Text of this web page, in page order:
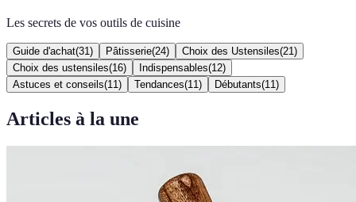
Les secrets de vos outils de cuisine
Guide d'achat(31 ) Pâtisserie(24) Choix des Ustensiles(21 )
Choix des ustensiles(16) Indispensables(12)
Astuces et conseils(11 ) Tendances(11 ) Débutants(11 )
Articles à la une